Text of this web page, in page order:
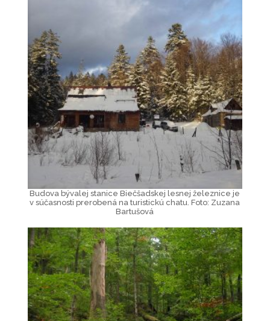
Budova bývalej stanice Biečšadskej lesnej železnice je
v súčasnosti prerobená na turistickú chatu. Foto: Zuzana
Bartušová